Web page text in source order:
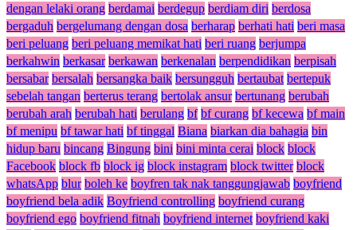
dengan lelaki orang berdamai berdegup berdiam diri berdosa
bergaduh bergelumang dengan dosa berharap berhati hati beri masa
beri peluang beri peluang memikat hati beri ruang berjumpa
berkahwin berkasar berkawan berkenalan berpendidikan berpisah
bersabar bersalah bersangka baik bersungguh bertaubat bertepuk
sebelah tangan berterus terang bertolak ansur bertunang berubah
berubah arah berubah hati berulang bf bf curang bf kecewa bf main
bf menipu bf tawar hati bf tinggal Biana biarkan dia bahagia bin
hidup baru bincang Bingung bini bini minta cerai block block
Facebook block fb block ig block instagram block twitter block
whatsApp blur boleh ke boyfren tak nak tanggungjawab boyfriend
boyfriend bela adik Boyfriend controlling boyfriend curang
boyfriend ego boyfriend fitnah boyfriend internet boyfriend kaki